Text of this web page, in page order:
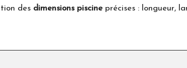
des dimensions piscine précises : longueur,